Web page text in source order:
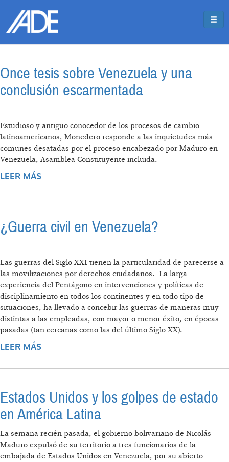
Once tesis sobre Venezuela y una
conclusión escarmentada
Estudioso y antiguo conocedor de los procesos de cambio
latinoamericanos, Monedero responde a las inquietudes más
comunes desatadas por el proceso encabezado por Maduro en
Venezuela, Asamblea Constituyente incluida.
LEER MÁS
¿Guerra civil en Venezuela?
Las guerras del Siglo XXI tienen la particularidad de parecerse a
las movilizaciones por derechos ciudadanos. La larga
experiencia del Pentágono en intervenciones y políticas de
disciplinamiento en todos los continentes y en todo tipo de
situaciones, ha llevado a concebir las guerras de maneras muy
distintas a las empleadas, con mayor o menor éxito, en épocas
pasadas (tan cercanas como las del último Siglo XX).
LEER MÁS
Estados Unidos y los golpes de estado
en América Latina
La semana recién pasada, el gobierno bolivariano de Nicolás
Maduro expulsó de su territorio a tres funcionarios de la
embajada de Estados Unidos en Venezuela, por su abierto